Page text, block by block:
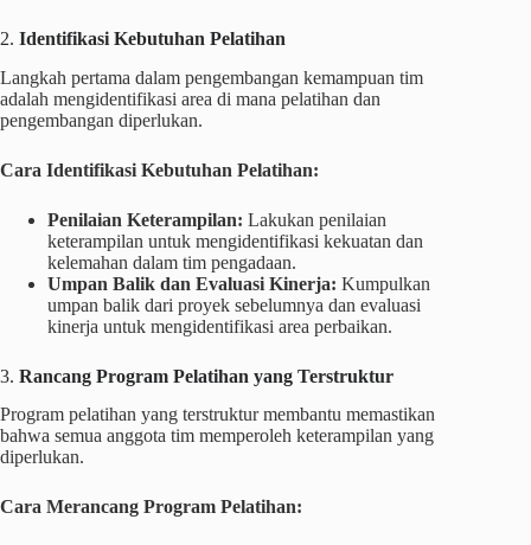
2. Identifikasi Kebutuhan Pelatihan
Langkah pertama dalam pengembangan kemampuan tim
adalah mengidentifikasi area di mana pelatihan dan
pengembangan diperlukan.
Cara Identifikasi Kebutuhan Pelatihan:
Penilaian Keterampilan: Lakukan penilaian
keterampilan untuk mengidentifikasi kekuatan dan
kelemahan dalam tim pengadaan.
Umpan Balik dan Evaluasi Kinerja: Kumpulkan
umpan balik dari proyek sebelumnya dan evaluasi
kinerja untuk mengidentifikasi area perbaikan.
3. Rancang Program Pelatihan yang Terstruktur
Program pelatihan yang terstruktur membantu memastikan
bahwa semua anggota tim memperoleh keterampilan yang
diperlukan.
Cara Merancang Program Pelatihan: